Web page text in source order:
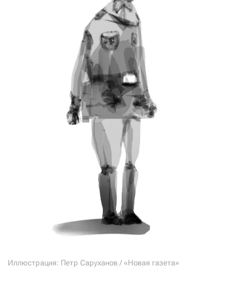
Иллюстрация: Петр Саруханов / «Новая газета»